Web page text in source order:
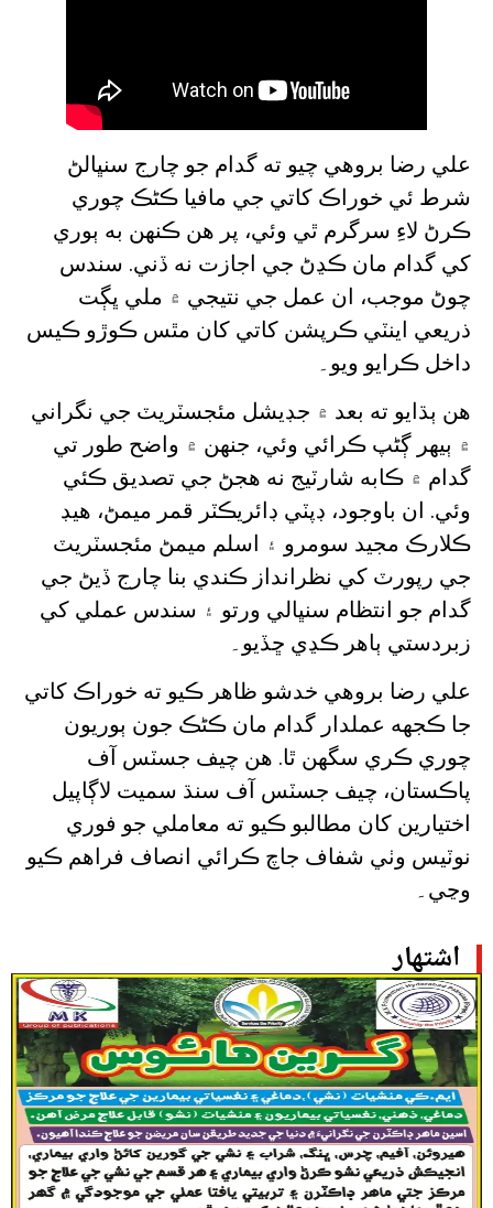
اشتهار
علي رضا بروھي چيو ته گدام جو چارج سنڀالڻ
شرط ئي خوراڪ کاتي جي مافيا ڪڻڪ چوري
ڪرڻ لاءِ سرگرم ٿي وئي، پر هن ڪنهن به ٻوري
کي گدام مان ڪڍڻ جي اجازت نه ڏني. سندس
چوڻ موجب، ان عمل جي نتيجي ۾ ملي ڀڳت
ذريعي اينٽي ڪرپشن کاتي کان مٿس ڪوڙو ڪيس
داخل ڪرايو ويو۔
هن ٻڌايو ته بعد ۾ جڊيشل مئجسٽريٽ جي نگراني
۾ ٻيهر ڳڻپ ڪرائي وئي، جنهن ۾ واضح طور تي
گدام ۾ ڪابه شارٽيج نه هجڻ جي تصديق ڪئي
وئي. ان باوجود، ڊپٽي ڊائريڪٽر قمر ميمڻ، هيڊ
ڪلارڪ مجيد سومرو ۽ اسلم ميمڻ مئجسٽريٽ
جي رپورٽ کي نظرانداز ڪندي بنا چارج ڏيڻ جي
گدام جو انتظام سنڀالي ورتو ۽ سندس عملي کي
زبردستي ٻاهر ڪڍي ڇڏيو۔
علي رضا بروھي خدشو ظاهر ڪيو ته خوراڪ کاتي
جا ڪجهه عملدار گدام مان ڪڻڪ جون ٻوريون
چوري ڪري سگهن ٿا. هن چيف جسٽس آف
پاڪستان، چيف جسٽس آف سنڌ سميت لاڳاپيل
اختيارين کان مطالبو ڪيو ته معاملي جو فوري
نوٽيس وٺي شفاف جاچ ڪرائي انصاف فراهم ڪيو
وڃي۔